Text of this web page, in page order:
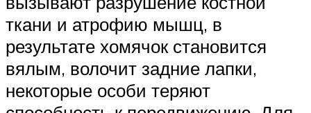
ткани и атрофию мышц, в
результате хомячок становится
вялым, волочит задние лапки,
некоторые особи теряют